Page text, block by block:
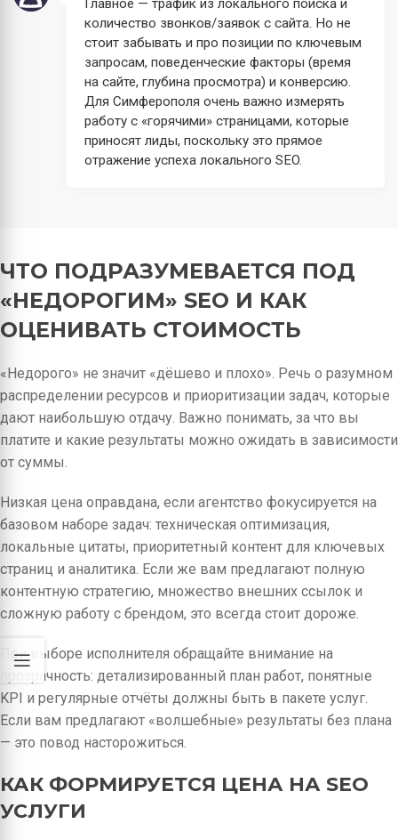
количество звонков/заявок с сайта. Но не
стоит забывать и про позиции по ключевым
запросам, поведенческие факторы (время
на сайте, глубина просмотра) и конверсию.
Для Симферополя очень важно измерять
работу с «горячими» страницами, которые
приносят лиды, поскольку это прямое
отражение успеха локального SEO.
ЧТО ПОДРАЗУМЕВАЕТСЯ ПОД
«НЕДОРОГИМ» SEO И КАК
ОЦЕНИВАТЬ СТОИМОСТЬ
«Недорого» не значит «дёшево и плохо». Речь о разумном
распределении ресурсов и приоритизации задач, которые
дают наибольшую отдачу. Важно понимать, за что вы
платите и какие результаты можно ожидать в зависимости
от суммы.
Низкая цена оправдана, если агентство фокусируется на
базовом наборе задач: техническая оптимизация,
локальные цитаты, приоритетный контент для ключевых
страниц и аналитика. Если же вам предлагают полную
контентную стратегию, множество внешних ссылок и
сложную работу с брендом, это всегда стоит дороже.
При выборе исполнителя обращайте внимание на
прозрачность: детализированный план работ, понятные
KPI и регулярные отчёты должны быть в пакете услуг.
Если вам предлагают «волшебные» результаты без плана
— это повод насторожиться.
КАК ФОРМИРУЕТСЯ ЦЕНА НА SEO
УСЛУГИ